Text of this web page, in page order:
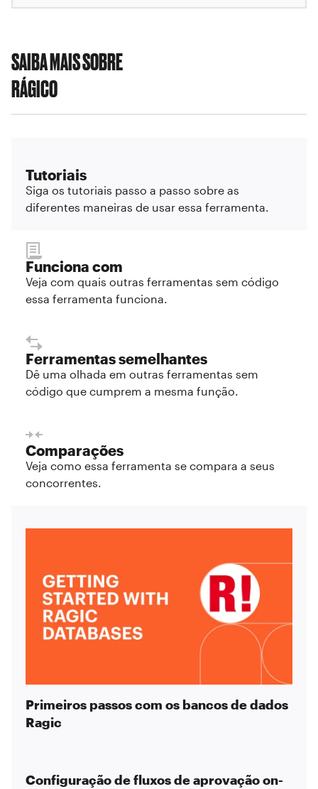
SAIBA MAIS SOBRE
RÁGICO
Tutoriais
Siga os tutoriais passo a passo sobre as
diferentes maneiras de usar essa ferramenta.
Funciona com
Veja com quais outras ferramentas sem código
essa ferramenta funciona.
Ferramentas semelhantes
Dê uma olhada em outras ferramentas sem
código que cumprem a mesma função.
Comparações
Veja como essa ferramenta se compara a seus
concorrentes.
Primeiros passos com os bancos de dados
Ragic
Configuração de fluxos de aprovação on-